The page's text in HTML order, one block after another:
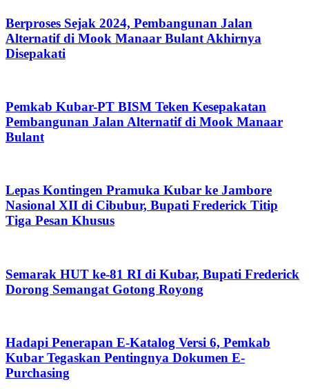
Berproses Sejak 2024, Pembangunan Jalan
Alternatif di Mook Manaar Bulant Akhirnya
Disepakati
Pemkab Kubar-PT BISM Teken Kesepakatan
Pembangunan Jalan Alternatif di Mook Manaar
Bulant
Lepas Kontingen Pramuka Kubar ke Jambore
Nasional XII di Cibubur, Bupati Frederick Titip
Tiga Pesan Khusus
Semarak HUT ke-81 RI di Kubar, Bupati Frederick
Dorong Semangat Gotong Royong
Hadapi Penerapan E-Katalog Versi 6, Pemkab
Kubar Tegaskan Pentingnya Dokumen E-
Purchasing